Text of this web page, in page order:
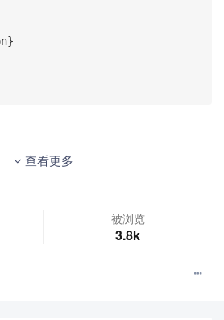
查看更多
被浏览
3.8k